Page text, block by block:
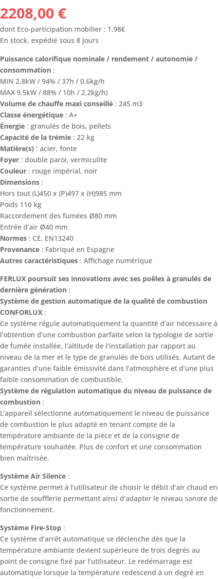
2208,00 €
dont Eco-participation mobilier : 1.98€
En stock, expédié sous 8 jours
Puissance calorifique nominale / rendement / autonomie /
consommation :
MIN 2,8kW / 94% / 37h / 0,6kg/h
MAX 9,5kW / 88% / 10h / 2,2kg/h)
Volume de chauffe maxi conseillé : 245 m3
Classe énergétique : A+
Énergie : granulés de bois, pellets
Capacité de la trémie : 22 kg
Matière(s) : acier, fonte
Foyer : double paroi, vermiculite
Couleur : rouge impérial, noir
Dimensions :
Hors tout (L)450 x (P)497 x (H)985 mm
Poids 110 kg
Raccordement des fumées Ø80 mm
Entrée d’air Ø40 mm
Normes : CE, EN13240
Provenance : Fabriqué en Espagne
Autres caractéristiques : Affichage numérique
FERLUX poursuit ses innovations avec ses poêles à granulés de
dernière génération :
Système de gestion automatique de la qualité de combustion
CONFORLUX :
Ce système régule automatiquement la quantité d’air nécessaire à
l’obtention d’une combustion parfaite selon la typologie de sortie
de fumée installée, l’altitude de l’installation par rapport au
niveau de la mer et le type de granulés de bois utilisés. Autant de
garanties d’une faible émissivité dans l’atmosphère et d’une plus
faible consommation de combustible.
Système de régulation automatique du niveau de puissance de
combustion :
L’appareil sélectionne automatiquement le niveau de puissance
de combustion le plus adapté en tenant compte de la
température ambiante de la pièce et de la consigne de
température souhaitée. Plus de confort et une consommation
bien maîtrisée.
Système Air Silence :
Ce système permet à l’utilisateur de choisir le débit d’air chaud en
sortie de soufflerie permettant ainsi d’adapter le niveau sonore de
fonctionnement.
Système Fire-Stop :
Ce système d’arrêt automatique se déclenche dès que la
température ambiante devient supérieure de trois degrés au
point de consigne fixé par l’utilisateur. Le redémarrage est
automatique lorsque la température redescend à un degré en